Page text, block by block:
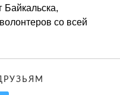
со всей